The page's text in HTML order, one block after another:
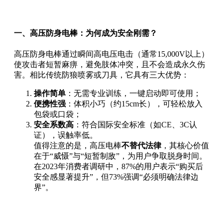
一、高压防身电棒：为何成为安全刚需？
高压防身电棒通过瞬间高电压电击（通常15,000V以上）
使攻击者短暂麻痹，避免肢体冲突，且不会造成永久伤
害。相比传统防狼喷雾或刀具，它具有三大优势：
操作简单 ：无需专业训练，一键启动即可使用；
便携性强 ：体积小巧（约15cm长），可轻松放入
包袋或口袋；
安全系数高 ：符合国际安全标准（如CE、3C认
证），误触率低。
值得注意的是，高压电棒不替代法律，其核心价值
在于“威慑”与“短暂制敌”，为用户争取脱身时间。
在2023年消费者调研中，87%的用户表示“购买后
安全感显著提升”，但73%强调“必须明确法律边
界”。